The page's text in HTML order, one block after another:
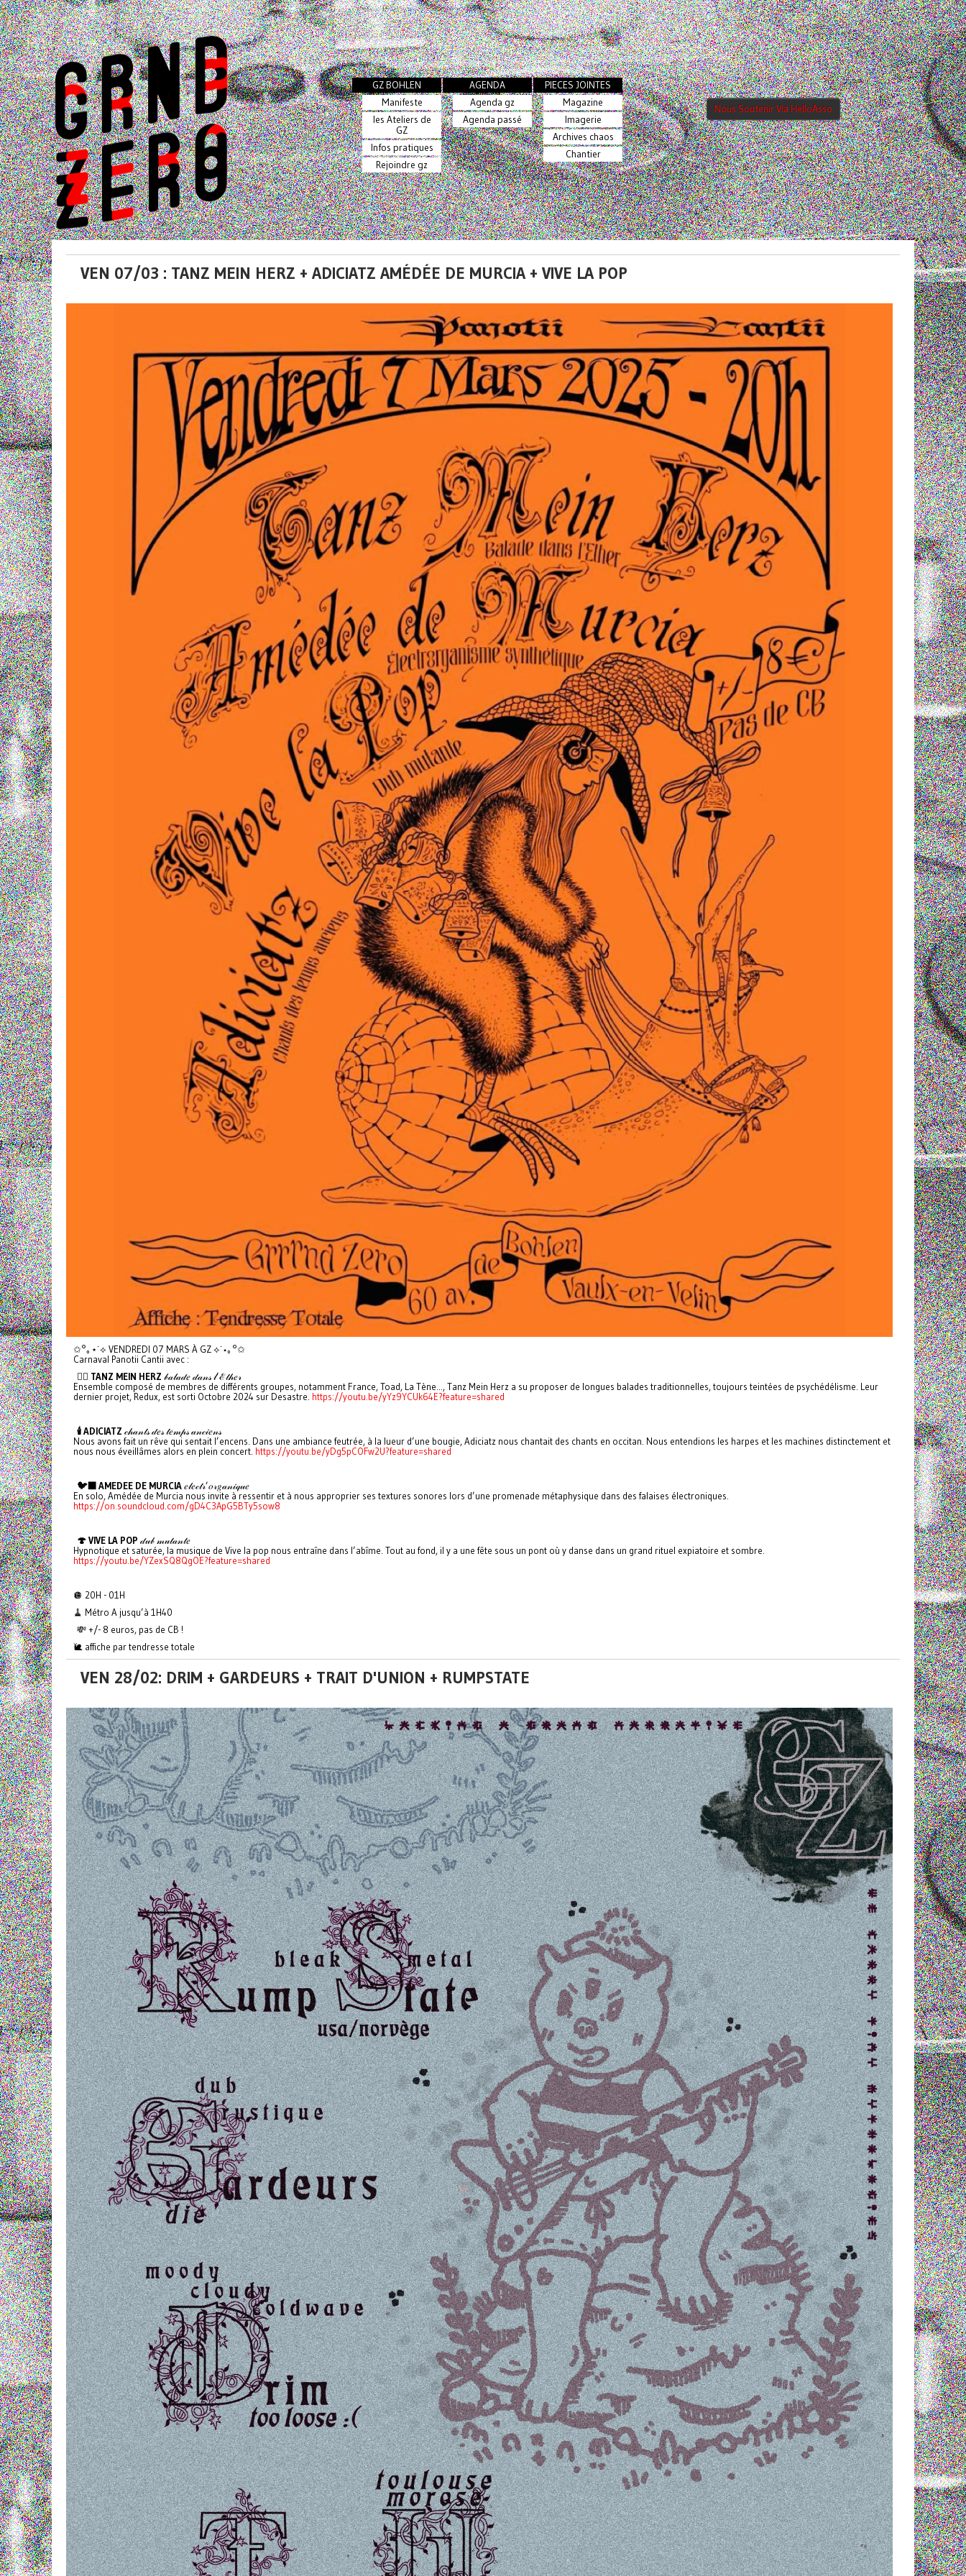
GZ BOHLEN
Manifeste
les Ateliers de
GZ
Infos pratiques
Rejoindre gz
AGENDA
Agenda gz
Agenda passé
PIECES JOINTES
Magazine
Imagerie
Archives chaos
Chantier
Nous Soutenir Via HelloAsso
VEN 07/03 : TANZ MEIN HERZ + ADICIATZ AMÉDÉE DE MURCIA + VIVE LA POP
✩°｡⋆˙⟡ VENDREDI 07 MARS À GZ ⟡˙⋆｡°✩
Carnaval Panotii Cantii avec :
❤️‍🔥 TANZ MEIN HERZ 𝒷𝒶𝓁𝒶𝒹𝑒 𝒹𝒶𝓃𝓈 𝓁’ℰ𝓉𝒽𝑒𝓇
Ensemble composé de membres de différents groupes, notamment France, Toad, La Tène..., Tanz Mein Herz a su proposer de longues balades traditionnelles, toujours teintées de psychédélisme. Leur
dernier projet, Redux, est sorti Octobre 2024 sur Desastre. https://youtu.be/yYz9YCUk64E?feature=shared
🕯️ ADICIATZ 𝒸𝒽𝒶𝓃𝓉𝓈 𝒹𝑒𝓈 𝓉𝑒𝓂𝓅𝓈 𝒶𝓃𝒸𝒾𝑒𝓃𝓈
Nous avons fait un rêve qui sentait l’encens. Dans une ambiance feutrée, à la lueur d’une bougie, Adiciatz nous chantait des chants en occitan. Nous entendions les harpes et les machines distinctement et
nous nous éveillâmes alors en plein concert. https://youtu.be/yDg5pCOFw2U?feature=shared
🐦‍⬛ AMEDEE DE MURCIA𝑒𝓁𝑒𝒸𝓉𝓇’𝑜𝓇𝑔𝒶𝓃𝒾𝓆𝓊𝑒
En solo, Amédée de Murcia nous invite à ressentir et à nous approprier ses textures sonores lors d’une promenade métaphysique dans des falaises électroniques.
https://on.soundcloud.com/gD4C3ApG5BTy5sow8
🍄 VIVE LA POP 𝒹𝓊𝒷 𝓂𝓊𝓉𝒶𝓃𝓉𝑒
Hypnotique et saturée, la musique de Vive la pop nous entraîne dans l’abîme. Tout au fond, il y a une fête sous un pont où y danse dans un grand rituel expiatoire et sombre.
https://youtu.be/YZexSQ8QgOE?feature=shared
🪩 20H - 01H
🧹 Métro A jusqu’à 1H40
💸 +/- 8 euros, pas de CB !
🐌 affiche par tendresse totale
VEN 28/02: DRIM + GARDEURS + TRAIT D'UNION + RUMPSTATE